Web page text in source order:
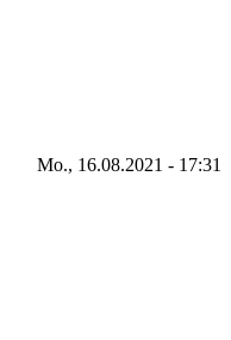
Mo., 16.08.2021 - 17:31